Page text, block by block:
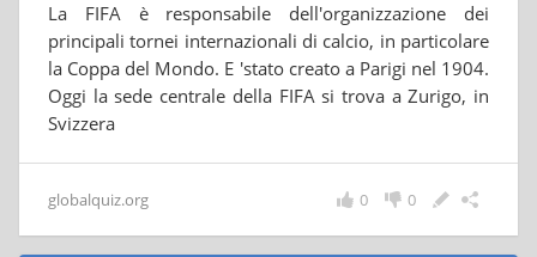
La FIFA è responsabile dell'organizzazione dei
principali tornei internazionali di calcio, in particolare
la Coppa del Mondo. E 'stato creato a Parigi nel 1904.
Oggi la sede centrale della FIFA si trova a Zurigo, in
Svizzera
globalquiz.org 0
0